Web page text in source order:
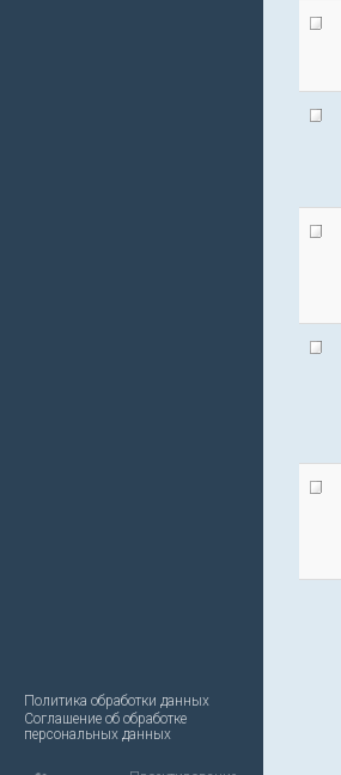
Политика обработки данных
Соглашение об обработке
персональных данных